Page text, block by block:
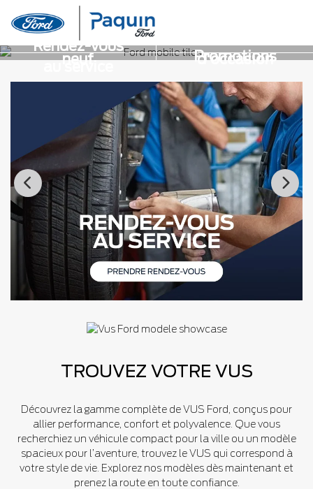
Inventaire
neuf
d'occasion
Rendez-vous
Promotions
TROUVEZ VOTRE VUS
Découvrez la gamme complète de VUS Ford, conçus pour
allier performance, confort et polyvalence. Que vous
recherchiez un véhicule compact pour la ville ou un modèle
spacieux pour l’aventure, trouvez le VUS qui correspond à
votre style de vie. Explorez nos modèles dès maintenant et
prenez la route en toute confiance.